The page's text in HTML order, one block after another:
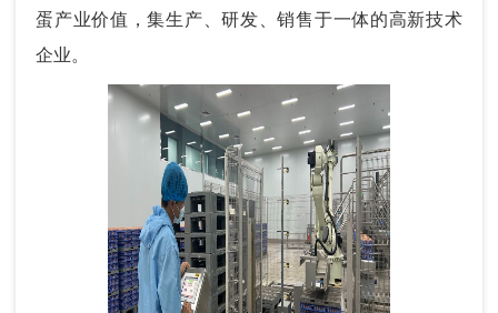
蛋产业价值，集生产、研发、销售于一体的高新技术
企业。